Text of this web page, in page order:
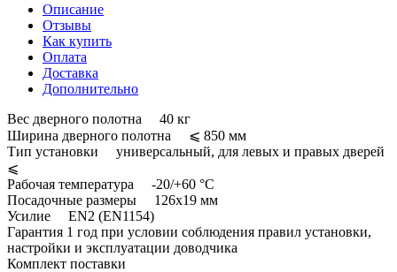
Описание
Отзывы
Как купить
Оплата
Доставка
Дополнительно
Вес дверного полотна 40 кг
Ширина дверного полотна ⩽ 850 мм
Тип установки универсальный, для левых и правых дверей
⩽
Рабочая температура -20/+60 °С
Посадочные размеры 126х19 мм
Усилие EN2 (EN1154)
Гарантия 1 год при условии соблюдения правил установки,
настройки и эксплуатации доводчика
Комплект поставки